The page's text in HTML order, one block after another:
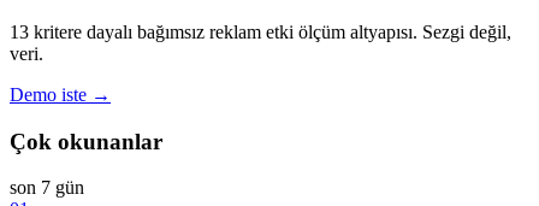
13 kritere dayalı bağımsız reklam etki ölçüm altyapısı. Sezgi değil,
veri.
Demo iste →
Çok okunanlar
son 7 gün